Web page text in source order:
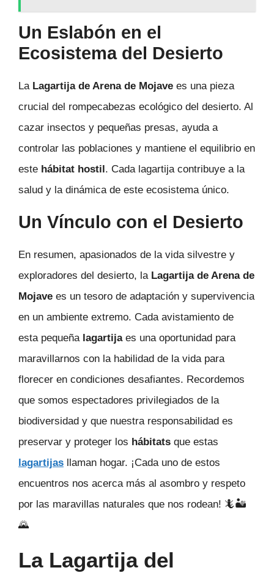
Un Eslabón en el
Ecosistema del Desierto
La Lagartija de Arena de Mojave es una pieza
crucial del rompecabezas ecológico del desierto. Al
cazar insectos y pequeñas presas, ayuda a
controlar las poblaciones y mantiene el equilibrio en
este hábitat hostil. Cada lagartija contribuye a la
salud y la dinámica de este ecosistema único.
Un Vínculo con el Desierto
En resumen, apasionados de la vida silvestre y
exploradores del desierto, la Lagartija de Arena de
Mojave es un tesoro de adaptación y supervivencia
en un ambiente extremo. Cada avistamiento de
esta pequeñalagartija es una oportunidad para
maravillarnos con la habilidad de la vida para
florecer en condiciones desafiantes. Recordemos
que somos espectadores privilegiados de la
biodiversidad y que nuestra responsabilidad es
preservar y proteger los hábitats que estas
lagartijas llaman hogar. ¡Cada uno de estos
encuentros nos acerca más al asombro y respeto
por las maravillas naturales que nos rodean! 🦎🏜️
🌄
La Lagartija del